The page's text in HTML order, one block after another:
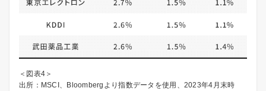
＜図表4＞
出所：MSCI、Bloombergより指数データを使用、2023年4月末時